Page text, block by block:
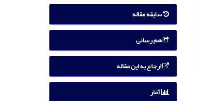
سابقه مقاله
هم رسانی
ارجاع به این مقاله
آمار